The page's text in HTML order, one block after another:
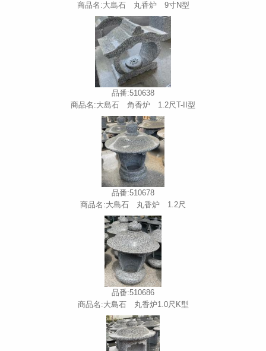
商品名:大島石 丸香炉 9寸N型
品番:510638
商品名:大島石 角香炉 1.2尺T-II型
品番:510678
商品名:大島石 丸香炉 1.2尺
品番:510686
商品名:大島石 丸香炉1.0尺K型